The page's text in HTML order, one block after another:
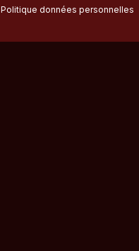
Politique données personnelles